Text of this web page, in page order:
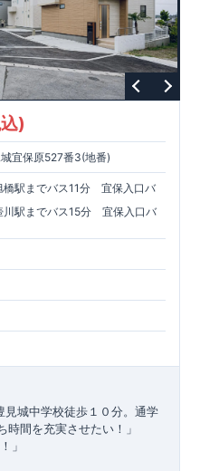
)
宜保原527番3(地番)
橋駅までバス11分 宜保入口バ
川駅までバス15分 宜保入口バ
中学校徒歩１０分。通学
時間を充実させたい！」
」
かも！」